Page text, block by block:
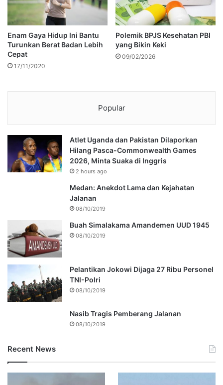
Enam Gaya Hidup Ini Bantu
Turunkan Berat Badan Lebih
Cepat
17/11/2020
Polemik BPJS Kesehatan PBI
yang Bikin Keki
09/02/2026
Popular
Atlet Uganda dan Pakistan Dilaporkan
Hilang Pasca-Commonwealth Games
2026, Minta Suaka di Inggris
2 hours ago
Medan: Anekdot Lama dan Kejahatan
Jalanan
08/10/2019
Buah Simalakama Amandemen UUD 1945
08/10/2019
Pelantikan Jokowi Dijaga 27 Ribu Personel
TNI-Polri
08/10/2019
Nasib Tragis Pemberang Jalanan
08/10/2019
Recent News